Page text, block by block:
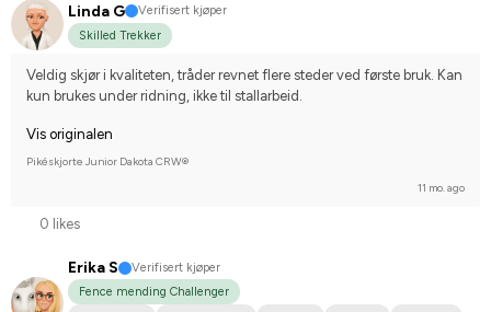
Linda G
Verifisert kjøper
Skilled Trekker
Veldig skjør i kvaliteten, tråder revnet flere steder ved første bruk. Kan
kun brukes under ridning, ikke til stallarbeid.
Vis originalen
Pikéskjorte Junior Dakota CRW®
11 mo. ago
0 likes
Erika S
Verifisert kjøper
Fence mending Challenger